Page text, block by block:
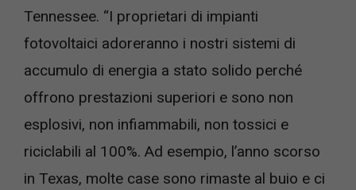
Tennessee. “I proprietari di impianti
fotovoltaici adoreranno i nostri sistemi di
accumulo di energia a stato solido perché
offrono prestazioni superiori e sono non
esplosivi, non infiammabili, non tossici e
riciclabili al 100%. Ad esempio, l’anno scorso
in Texas, molte case sono rimaste al buio e ci